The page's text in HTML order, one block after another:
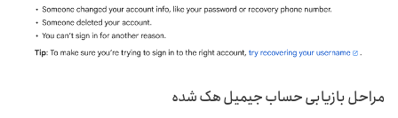
مراحل بازیابی حساب جیمیل هک شده